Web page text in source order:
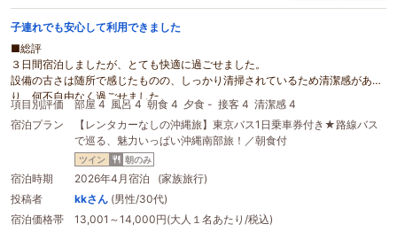
き！
外には五右衛門が茹でられたのより（知らんけど）だいぶ大きめの五右衛門風
子供4人で入れました！側に椅子やテーブルもあり、子供達を眺めながらビー
ルが飲めました。笑
一階のベッドルームのテレビはNetflixが見れるので子供達は寝る前に映画鑑
賞会ができました^_^
2階のベッドルームにもトイレやテレビ、冷蔵庫があり、子供達を寝かした
後は夫婦は2階でゆっくり晩酌できました。
朝も子供達は遊ぶのに大忙し。おかげで起こされずにチェックアウトギリギ
リまで爆睡できました。笑
こんだけ満喫して、コスパ良すぎます。
ただ1点、子供達が帰りたがらず、住み着こうとされたのが大変でした。笑
また来ようねと言って乗り切りました。
子連れでも安心して利用できました
■総評
３日間宿泊しましたが、とても快適に過ごせました。
設備の古さは随所で感じたものの、しっかり清掃されているため清潔感があ
り、何不自由なく過ごせました。
また、宿泊したタイミングが雨天のため屋外プールは利用できませんでした
が、屋内プールやキッズルームなど子供を遊ばせるのに十分な設備が整ってい
ると思います。
デラックス・オーシャン・グランデルームに宿泊したため、風呂トイレが別だ
った点や、何よりベランダからのオーシャンビューが非日常を感じさせてくれ
ました。恩納村エリアのホテル と比べてもリーズナブルな価格で宿泊できたた
め、非常にコスパの高いホテルだと思います。
項目別評価 部屋 4 風呂 4 朝食 4 夕食 - 接客 4 清潔感 4
宿泊プラン
【レンタカーなしの沖縄旅】東京バス1日乗車券付き★路線バス
で巡る、魅力いっぱい沖縄南部旅！／朝食付
ツイン 朝のみ
宿泊時期
2026年4月宿泊 (家族旅行)
投稿者
kkさん (男性/30代)
宿泊価格帯
13,001～14,000円(大人１名あたり/税込)